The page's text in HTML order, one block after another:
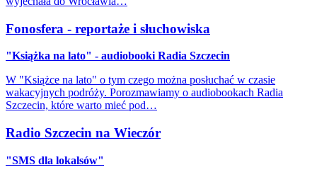
Fonosfera - reportaże i słuchowiska
"Książka na lato" - audiobooki Radia Szczecin
W "Książce na lato" o tym czego można posłuchać w czasie
wakacyjnych podróży. Porozmawiamy o audiobookach Radia
Szczecin, które warto mieć pod…
Radio Szczecin na Wieczór
"SMS dla lokalsów"